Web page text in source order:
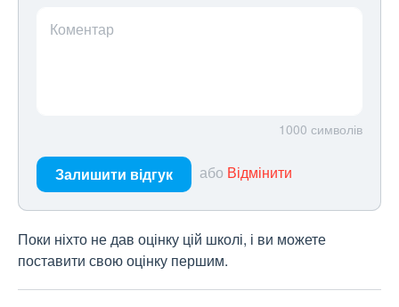
Коментар
1000 символів
Залишити відгук або Відмінити
Поки ніхто не дав оцінку цій школі, і ви можете
поставити свою оцінку першим.